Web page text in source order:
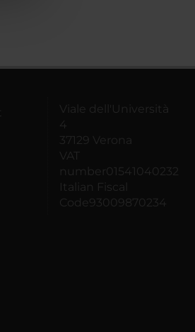
Viale dell'Università
4
37129 Verona
VAT
number01541040232
Italian Fiscal
Code93009870234